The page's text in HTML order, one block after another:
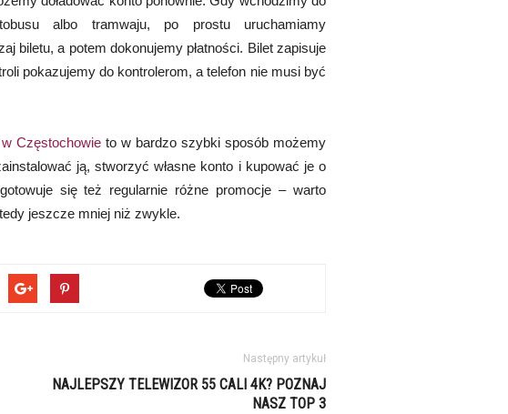
albo tramwaju, po prostu uruchamiamy
biletu, a potem dokonujemy płatności. Bilet zapisuje
pokazujemy do kontrolerom, a telefon nie musi być
w Częstochowie to w bardzo szybki sposób możemy
ją, stworzyć własne konto i kupować je o
się też regularnie różne promocje – warto
jeszcze mniej niż zwykle.
Następny artykuł
NAJLEPSZY TELEWIZOR 55 CALI 4K? POZNAJ
NASZ TOP 3